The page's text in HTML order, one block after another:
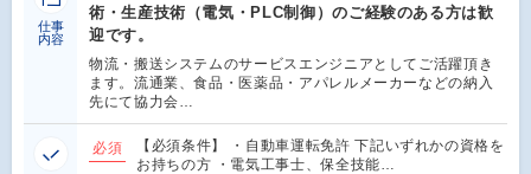
仕事
内容
術・生産技術（電気・PLC制御）のご経験のある方は歓
迎です。
物流・搬送システムのサービスエンジニアとしてご活躍頂き
ます。流通業、食品・医薬品・アパレルメーカーなどの納入
先にて協力会…
必須
【必須条件】 ・自動車運転免許 下記いずれかの資格を
お持ちの方 ・電気工事士、保全技能…